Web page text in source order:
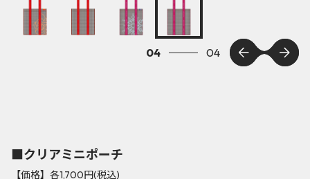
01 04
■クリアミニポーチ
【価格】各1,700円(税込)